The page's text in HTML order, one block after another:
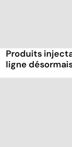
Produits
ligne